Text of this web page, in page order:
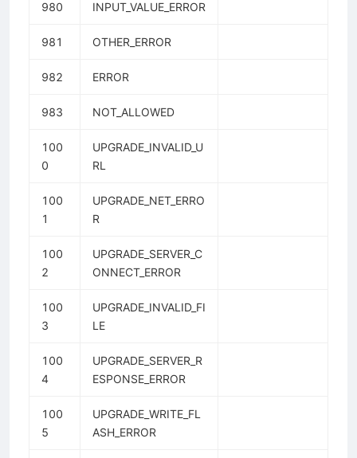
980 INPUT_VALUE_ERROR
981 OTHER_ERROR
982 ERROR
983 NOT_ALLOWED
100
0
UPGRADE_INVALID_U
RL
100
1
UPGRADE_NET_ERRO
R
100
2
UPGRADE_SERVER_C
ONNECT_ERROR
100
3
UPGRADE_INVALID_FI
LE
100
4
UPGRADE_SERVER_R
ESPONSE_ERROR
100
5
UPGRADE_WRITE_FL
ASH_ERROR